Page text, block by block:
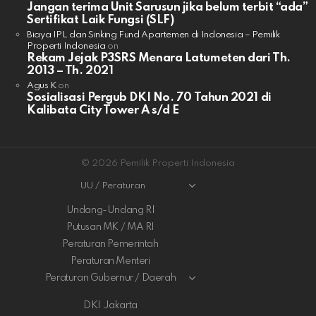
Jangan terima Unit Sarusun jika belum terbit “ada”
Sertifikat Laik Fungsi (SLF)
Biaya IPL dan Sinking Fund Apartemen di Indonesia – Pemilik
Properti Indonesia on
Rekam Jejak P3SRS Menara Latumeten dari Th.
2013 – Th. 2021
Agus Kon
Sosialisasi Pergub DKI No. 70 Tahun 2021 di
Kalibata City Tower A s/d E
© 2026 Pemilik Properti Indonesia
UU / Peraturan
Undang-Undang RI
Putusan MK / MA RI
Peraturan Pemerintah
Peraturan Menteri
Peraturan Gubernur / Daerah
DKI Jakarta